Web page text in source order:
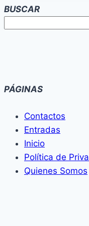
en
BUSCAR
PÁGINAS
Contactos
Entradas
Inicio
Política de
Quienes Somos